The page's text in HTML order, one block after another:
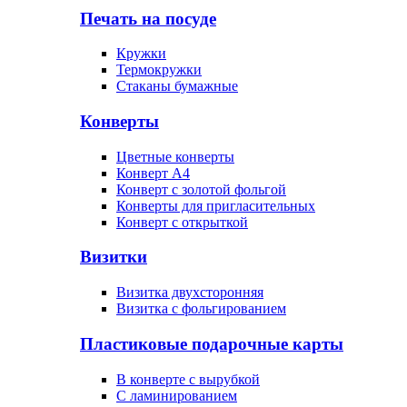
Печать на посуде
Кружки
Термокружки
Стаканы бумажные
Конверты
Цветные конверты
Конверт А4
Конверт с золотой фольгой
Конверты для пригласительных
Конверт с открыткой
Визитки
Визитка двухсторонняя
Визитка с фольгированием
Пластиковые подарочные карты
В конверте с вырубкой
С ламинированием